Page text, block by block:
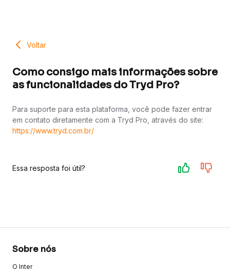
Voltar
Como consigo mais informações sobre
as funcionalidades do Tryd Pro?
Para suporte para esta plataforma, você pode fazer entrar
em contato diretamente com a Tryd Pro, através do site:
https://www.tryd.com.br/
Essa resposta foi útil?
Sobre nós
O Inter